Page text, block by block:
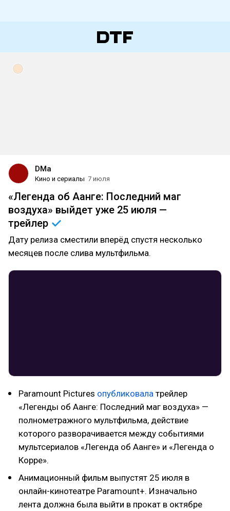
DMa
Кино и сериалы 7 июля
«Легенда об Аанге: Последний маг
воздуха» выйдет уже 25 июля —
трейлер
Дату релиза сместили вперёд спустя несколько
месяцев после слива мультфильма.
Paramount Pictures опубликовала трейлер
«Легенды об Аанге: Последний маг воздуха» —
полнометражного мультфильма, действие
которого разворачивается между событиями
мультсериалов «Легенда об Аанге» и «Легенда о
Корре».
Анимационный фильм выпустят 25 июля в
онлайн-кинотеатре Paramount+. Изначально
лента должна была выйти в прокат в октябре